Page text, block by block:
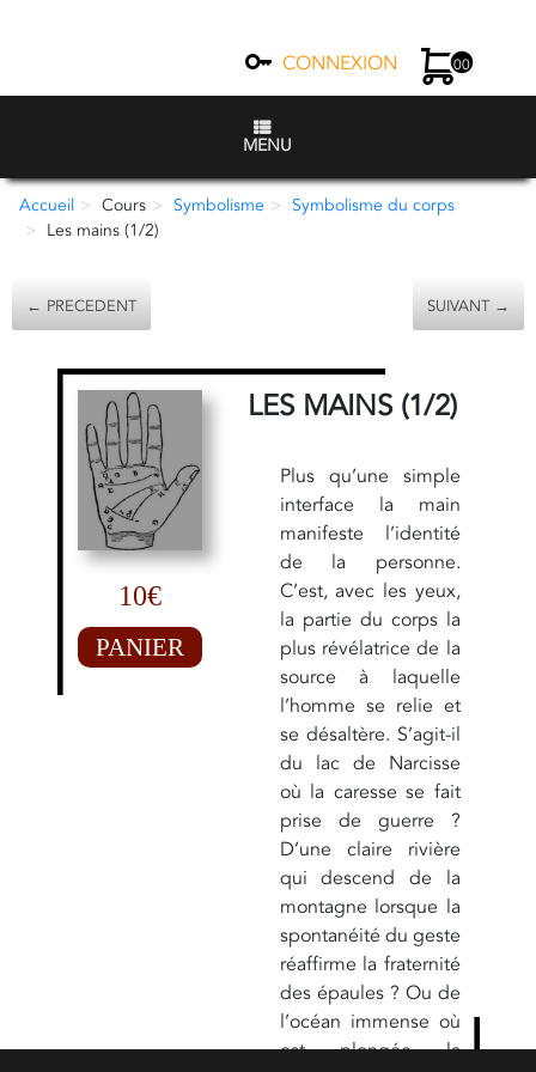
CONNEXION 00
MENU
Accueil Cours Symbolisme
Symbolisme du corps
Les mains (1/2)
← PRECEDENT SUIVANT →
10€
PANIER
LES MAINS (1/2)
Plus qu’une simple
interface la main
manifeste l’identité
de la personne.
C’est, avec les yeux,
la partie du corps la
plus révélatrice de la
source à laquelle
l’homme se relie et
se désaltère. S’agit-il
du lac de Narcisse
où la caresse se fait
prise de guerre ?
D’une claire rivière
qui descend de la
montagne lorsque la
spontanéité du geste
réaffirme la fraternité
des épaules ? Ou de
l’océan immense où
est plongée la